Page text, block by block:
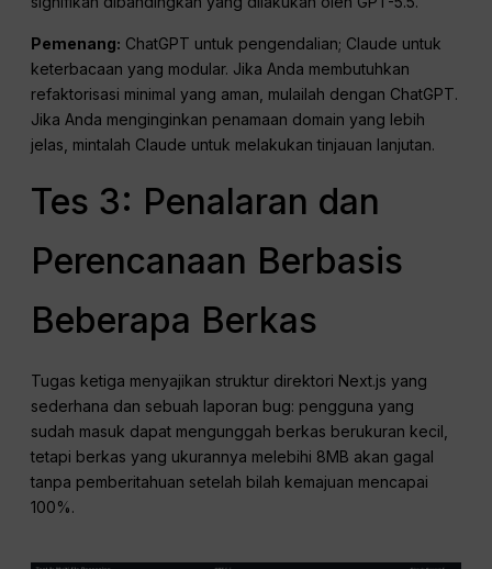
Pemenang: ChatGPT untuk pengendalian; Claude untuk
keterbacaan yang modular. Jika Anda membutuhkan
refaktorisasi minimal yang aman, mulailah dengan ChatGPT.
Jika Anda menginginkan penamaan domain yang lebih
jelas, mintalah Claude untuk melakukan tinjauan lanjutan.
Tes 3: Penalaran dan
Perencanaan Berbasis
Beberapa Berkas
Tugas ketiga menyajikan struktur direktori Next.js yang
sederhana dan sebuah laporan bug: pengguna yang
sudah masuk dapat mengunggah berkas berukuran kecil,
tetapi berkas yang ukurannya melebihi 8MB akan gagal
tanpa pemberitahuan setelah bilah kemajuan mencapai
100%.